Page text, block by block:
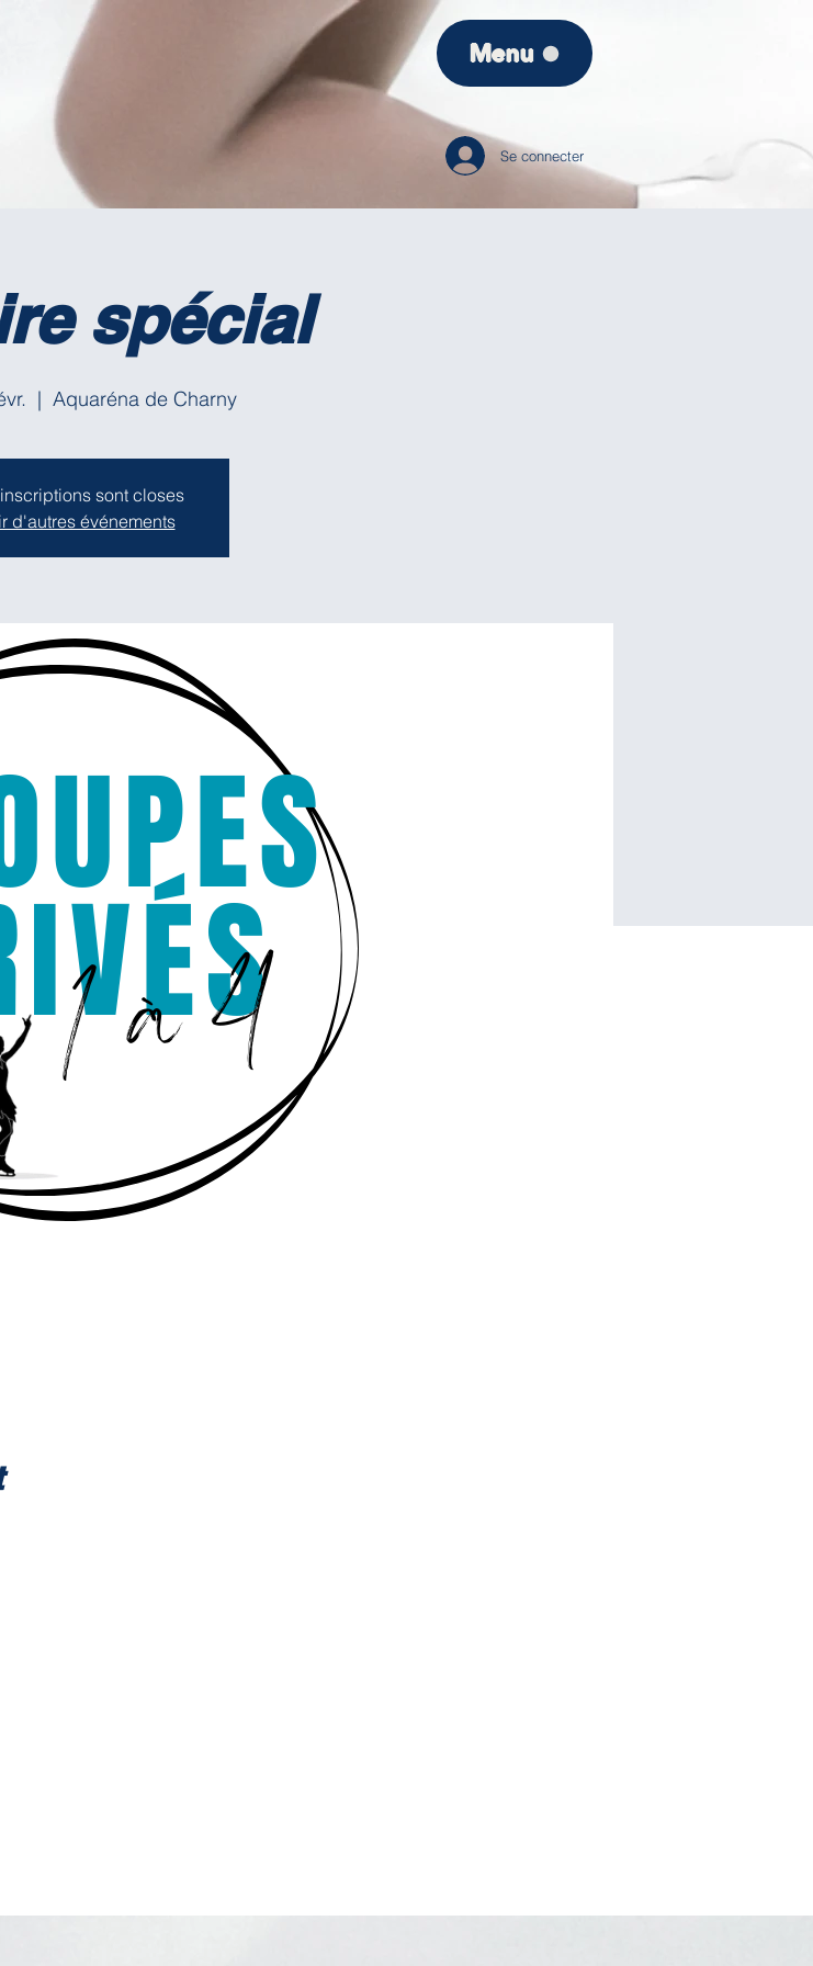
Menu
Se connecter
spécial
  |
Aquaréna de Charny
sont closes
d'autres événements